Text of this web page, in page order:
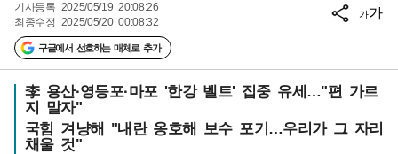
기사등록 2025/05/19 20:08:26
최종수정 2025/05/20 00:08:32
구글에서 선호하는 매체로 추가
가가
李 용산·영등포·마포 '한강 벨트' 집중 유세…"편 가르
지 말자"
국힘 겨냥해 "내란 옹호해 보수 포기…우리가 그 자리
채울 것"